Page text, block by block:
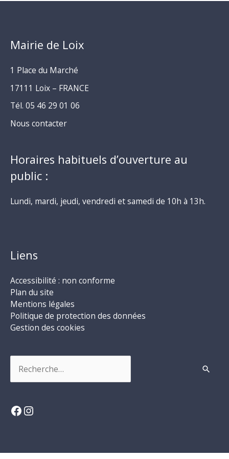
Mairie de Loix
1 Place du Marché
17111 Loix – FRANCE
Tél. 05 46 29 01 06
Nous contacter
Horaires habituels d’ouverture au
public :
Lundi, mardi, jeudi, vendredi et samedi de 10h à 13h.
Liens
Accessibilité : non conforme
Plan du site
Mentions légales
Politique de protection des données
Gestion des cookies
Facebook
Instagram